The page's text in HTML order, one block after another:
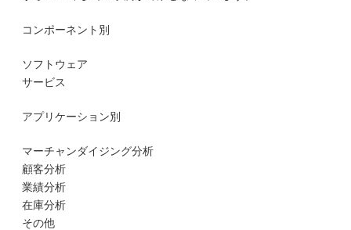
コンポーネント別
ソフトウェア
サービス
アプリケーション別
マーチャンダイジング分析
顧客分析
業績分析
在庫分析
その他